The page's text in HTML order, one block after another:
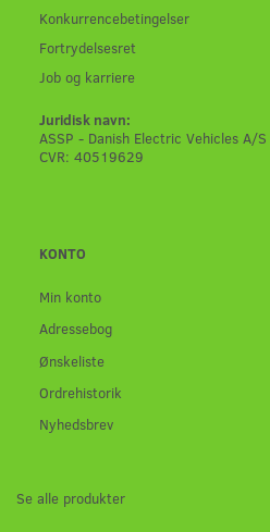
Konkurrencebetingelser
Fortrydelsesret
Job og karriere
Juridisk navn:
ASSP - Danish Electric Vehicles A/S
CVR: 40519629
KONTO
Min konto
Adressebog
Ønskeliste
Ordrehistorik
Nyhedsbrev
Se alle produkter